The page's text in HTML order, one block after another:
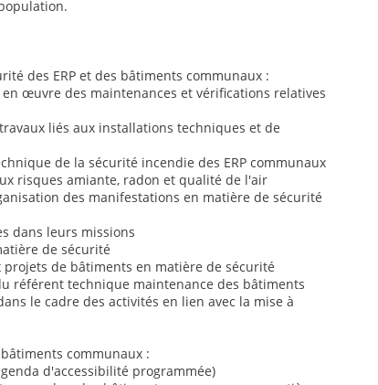
des ERP et des bâtiments communaux :
en œuvre des maintenances et vérifications relatives
liés aux installations techniques et de
de la sécurité incendie des ERP communaux
risques amiante, radon et qualité de l'air
des manifestations en matière de sécurité
dans leurs missions
de sécurité
de bâtiments en matière de sécurité
référent technique maintenance des bâtiments
le cadre des activités en lien avec la mise à
communaux :
d'accessibilité programmée)